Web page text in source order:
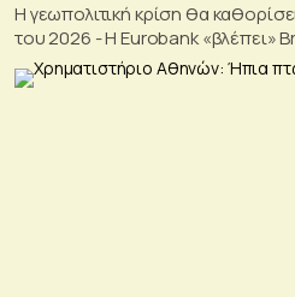
Η γεωπολιτική κρίση θα
του 2026 - Η Eurobank «βλέπει»